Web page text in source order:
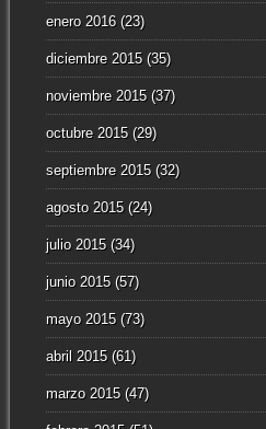
enero 2016(23)
diciembre 2015(35)
noviembre 2015(37)
octubre 2015(29)
septiembre 2015(32)
agosto 2015(24)
julio 2015(34)
junio 2015(57)
mayo 2015(73)
abril 2015(61)
marzo 2015(47)